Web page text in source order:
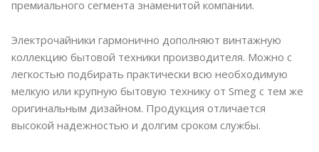
премиального сегмента знаменитой компании.
Электрочайники гармонично дополняют винтажную
коллекцию бытовой техники производителя. Можно с
легкостью подбирать практически всю необходимую
мелкую или крупную бытовую технику от Smeg с тем же
оригинальным дизайном. Продукция отличается
высокой надежностью и долгим сроком службы.